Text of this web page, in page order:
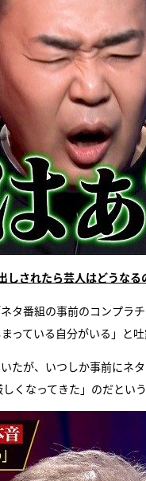
されたら芸人はどうなる
タ番組の事前のコンプラ
っている自分がいる」と吐
たが、いつしか事前にネ
くなってきた」のだという